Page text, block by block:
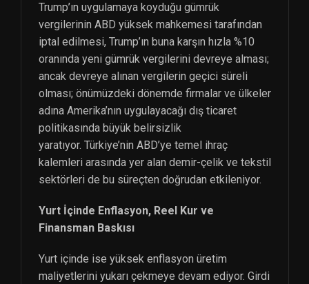
Trump’ın uygulamaya koyduğu gümrük
vergilerinin ABD yüksek mahkemesi tarafından
iptal edilmesi, Trump’ın buna karşın hızla %10
oranında yeni gümrük vergilerini devreye alması;
ancak devreye alınan vergilerin geçici süreli
olması; önümüzdeki dönemde firmalar ve ülkeler
adına Amerika’nın uygulayacağı dış ticaret
politikasında büyük belirsizlik
yaratıyor. Türkiye’nin ABD’ye temel ihraç
kalemleri arasında yer alan demir-çelik ve tekstil
sektörleri de bu süreçten doğrudan etkileniyor.
Yurt İçinde Enflasyon, Reel Kur ve
Finansman Baskısı
Yurt içinde ise yüksek enflasyon üretim
maliyetlerini yukarı çekmeye devam ediyor. Girdi